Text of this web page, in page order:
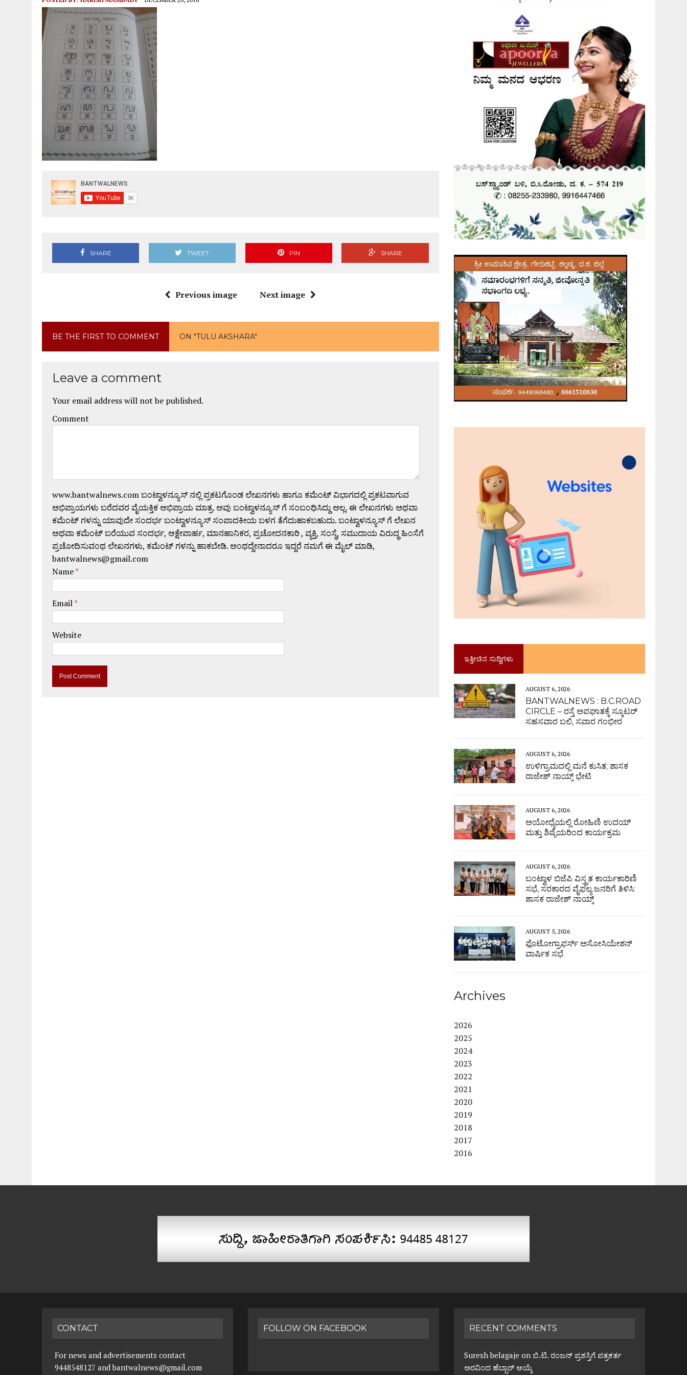
SHARE TWEET PIN SHARE
Previous image Next image
BE THE FIRST TO COMMENT ON "TULU AKSHARA"
Leave a comment
Your email address will not be published.
Comment
www.bantwalnews.com ಬಂಟ್ವಾಳನ್ಯೂಸ್ ನಲ್ಲಿ ಪ್ರಕಟಗೊಂಡ ಲೇಖನಗಳು ಹಾಗೂ ಕಮೆಂಟ್ ವಿಭಾಗದಲ್ಲಿ ಪ್ರಕಟವಾಗುವ
ಅಭಿಪ್ರಾಯಗಳು ಬರೆದವರ ವೈಯಕ್ತಿಕ ಅಭಿಪ್ರಾಯ ಮಾತ್ರ. ಅವು ಬಂಟ್ವಾಳನ್ಯೂಸ್ ಗೆ ಸಂಬಂಧಿಸಿದ್ದು ಅಲ್ಲ. ಈ ಲೇಖನಗಳು ಅಥವಾ
ಕಮೆಂಟ್ ಗಳನ್ನು ಯಾವುದೇ ಸಂದರ್ಭ ಬಂಟ್ವಾಳನ್ಯೂಸ್ ಸಂಪಾದಕೀಯ ಬಳಗ ತೆಗೆದುಹಾಕಬಹುದು. ಬಂಟ್ವಾಳನ್ಯೂಸ್ ಗೆ ಲೇಖನ
ಅಥವಾ ಕಮೆಂಟ್ ಬರೆಯುವ ಸಂದರ್ಭ, ಆಕ್ಷೇಪಾರ್ಹ, ಮಾನಹಾನಿಕರ, ಪ್ರಚೋದನಕಾರಿ , ವ್ಯಕ್ತಿ, ಸಂಸ್ಥೆ, ಸಮುದಾಯ ವಿರುದ್ಧ ಹಿಂಸೆಗೆ
ಪ್ರಚೋದಿಸುವಂಥ ಲೇಖನಗಳು, ಕಮೆಂಟ್ ಗಳನ್ನು ಹಾಕಬೇಡಿ. ಅಂಥದ್ದೇನಾದರೂ ಇದ್ದರೆ ನಮಗೆ ಈ ಮೈಲ್ ಮಾಡಿ,
bantwalnews@gmail.com
Name*
Email*
Website
ಇತ್ತೀಚಿನ ಸುದ್ದಿಗಳು
AUGUST 6, 2026
BANTWALNEWS : B.C.ROAD
CIRCLE – ರಸ್ತೆ ಅಪಘಾತಕ್ಕೆ ಸ್ಕೂಟರ್
ಸಹಸವಾರ ಬಲಿ, ಸವಾರ ಗಂಭೀರ
AUGUST 6, 2026
ಉಳಿಗ್ರಾಮದಲ್ಲಿ ಮನೆ ಕುಸಿತ; ಶಾಸಕ
ರಾಜೇಶ್ ನಾಯ್ಕ್ ಭೇಟಿ
AUGUST 6, 2026
ಅಯೋಧ್ಯೆಯಲ್ಲಿ ರೋಹಿಣಿ ಉದಯ್
ಮತ್ತು ಶಿಷ್ಯೆಯರಿಂದ ಕಾರ್ಯಕ್ರಮ
AUGUST 6, 2026
ಬಂಟ್ವಾಳ ಬಿಜೆಪಿ ವಿಸ್ತ್ರತ ಕಾರ್ಯಕಾರಿಣಿ
ಸಭೆ, ಸರಕಾರದ ವೈಫಲ್ಯ ಜನರಿಗೆ ತಿಳಿಸಿ:
ಶಾಸಕ ರಾಜೇಶ್ ನಾಯ್ಕ್
AUGUST 5, 2026
ಫೊಟೋಗ್ರಾಫರ್ಸ್ ಅಸೋಸಿಯೇಶನ್
ವಾರ್ಷಿಕ ಸಭೆ
Archives
2026
2025
2024
2023
2022
2021
2020
2019
2018
2017
2016
CONTACT
For news and advertisements contact
9448548127 and bantwalnews@gmail.com
FOLLOW ON FACEBOOK RECENT COMMENTS
Suresh belagaje onಬಿ.ಟಿ. ರಂಜನ್ ಪ್ರಶಸ್ತಿಗೆ ಪತ್ರಕರ್ತ
ಅರವಿಂದ ಹೆಬ್ಬಾರ್ ಆಯ್ಕೆ